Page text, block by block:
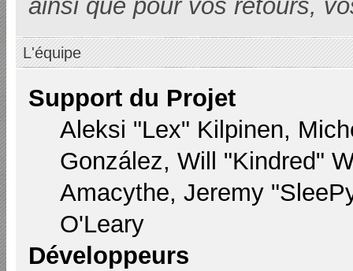
ainsi que pour vos retours,
L'équipe
Support du Projet
Aleksi "Lex" Kilpinen,
González, Will "Kindred"
Amacythe, Jeremy
O'Leary
Développeurs